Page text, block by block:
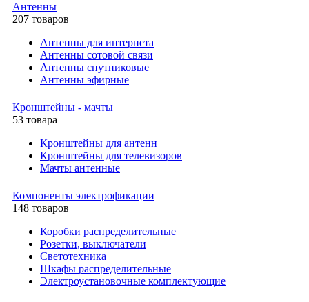
Антенны
207 товаров
Антенны для интернета
Антенны сотовой связи
Антенны спутниковые
Антенны эфирные
Кронштейны - мачты
53 товара
Кронштейны для антенн
Кронштейны для телевизоров
Мачты антенные
Компоненты электрофикации
148 товаров
Коробки распределительные
Розетки, выключатели
Светотехника
Шкафы распределительные
Электроустановочные комплектующие